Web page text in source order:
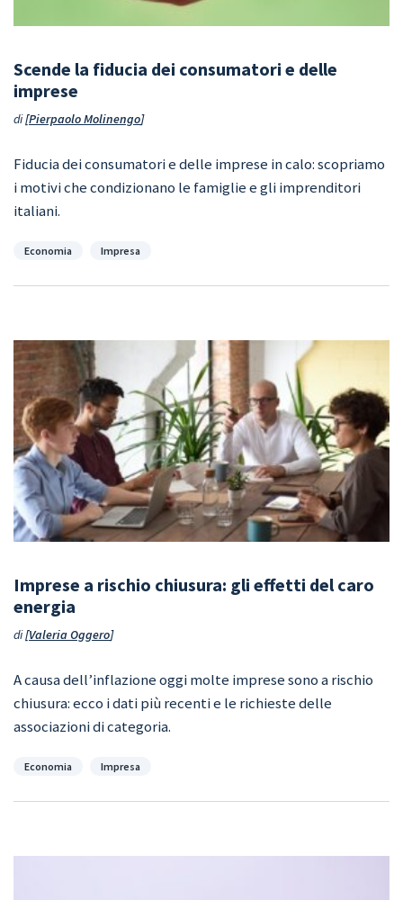
Scende la fiducia dei consumatori e delle
imprese
di Pierpaolo Molinengo
Fiducia dei consumatori e delle imprese in calo: scopriamo
i motivi che condizionano le famiglie e gli imprenditori
italiani.
Categorie
Economia Impresa
Imprese a rischio chiusura: gli effetti del caro
energia
di Valeria Oggero
A causa dell’inflazione oggi molte imprese sono a rischio
chiusura: ecco i dati più recenti e le richieste delle
associazioni di categoria.
Categorie
Economia Impresa